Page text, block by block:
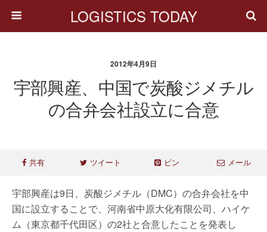
LOGISTICS TODAY
2012年4月9日
宇部興産、中国で炭酸ジメチル
の合弁会社設立に合意
共有 ツイート ピン メール
宇部興産は9日、炭酸ジメチル（DMC）の合弁会社を中
国に設立することで、河南省中原大化有限公司、ハイケ
ム（東京都千代田区）の2社と合意したことを発表し